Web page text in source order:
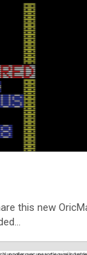
this new